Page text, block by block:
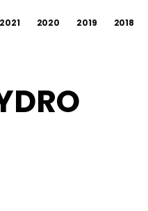
2021 2020 2019 2018